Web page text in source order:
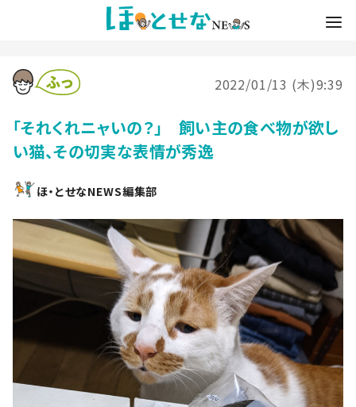
2022/01/13 (木)9:39
「それくれニャいの？」 飼い主の食べ物が欲し
い猫、その切実な表情が秀逸
ほ・とせなNEWS編集部